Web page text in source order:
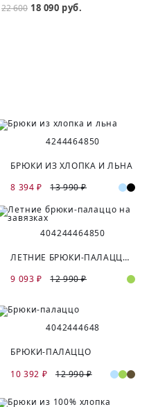
22 600 18 090 руб.
4244464850
БРЮКИ ИЗ ХЛОПКА И ЛЬНА
8 394 ₽
13 990 ₽
404244464850
ЛЕТНИЕ БРЮКИ-ПАЛАЦЦО НА ЗАВЯЗКАХ
9 093 ₽
12 990 ₽
4042444648
БРЮКИ-ПАЛАЦЦО
10 392 ₽
12 990 ₽